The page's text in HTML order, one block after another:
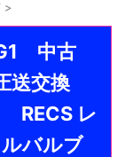
>
中古
送交換
RECS レ
バルブ